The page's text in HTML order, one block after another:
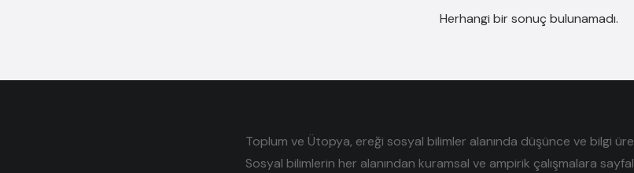
Herhangi bir sonuç bulunamadı.
Toplum ve Ütopya, ereği sosyal bilimler alanında düşünce ve bilgi
Sosyal bilimlerin her alanından kuramsal ve ampirik çalışmalara